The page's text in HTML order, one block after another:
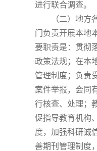
进行联合调查。
（二）地方各
门负责开展本地
要职责是：贯彻
政策法规；在本
管理制度；负责
案件举报，会同
行核查、处理；
促指导教育机构
度，加强科研诚
善期刊管理制度